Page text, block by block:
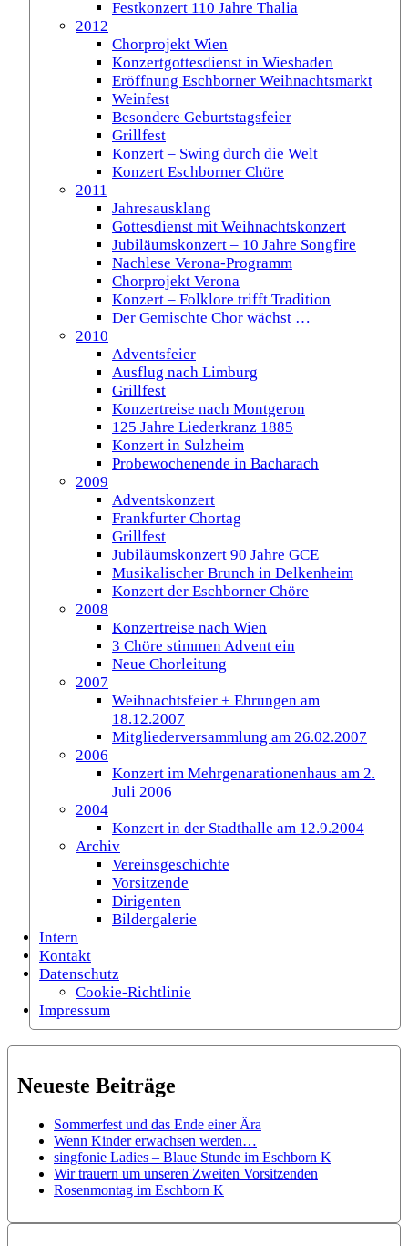
Festkonzert 110 Jahre Thalia
2012
Chorprojekt Wien
Konzertgottesdienst in Wiesbaden
Eröffnung Eschborner Weihnachtsmarkt
Weinfest
Besondere Geburtstagsfeier
Grillfest
Konzert – Swing durch die Welt
Konzert Eschborner Chöre
2011
Jahresausklang
Gottesdienst mit Weihnachtskonzert
Jubiläumskonzert – 10 Jahre Songfire
Nachlese Verona-Programm
Chorprojekt Verona
Konzert – Folklore trifft Tradition
Der Gemischte Chor wächst …
2010
Adventsfeier
Ausflug nach Limburg
Grillfest
Konzertreise nach Montgeron
125 Jahre Liederkranz 1885
Konzert in Sulzheim
Probewochenende in Bacharach
2009
Adventskonzert
Frankfurter Chortag
Grillfest
Jubiläumskonzert 90 Jahre GCE
Musikalischer Brunch in Delkenheim
Konzert der Eschborner Chöre
2008
Konzertreise nach Wien
3 Chöre stimmen Advent ein
Neue Chorleitung
2007
Weihnachtsfeier + Ehrungen am
18.12.2007
Mitgliederversammlung am 26.02.2007
2006
Konzert im Mehrgenarationenhaus am 2.
Juli 2006
2004
Konzert in der Stadthalle am 12.9.2004
Archiv
Vereinsgeschichte
Vorsitzende
Dirigenten
Bildergalerie
Intern
Kontakt
Datenschutz
Cookie-Richtlinie
Impressum
Neueste Beiträge
Sommerfest und das Ende einer Ära
Wenn Kinder erwachsen werden…
singfonie Ladies – Blaue Stunde im Eschborn K
Wir trauern um unseren Zweiten Vorsitzenden
Rosenmontag im Eschborn K